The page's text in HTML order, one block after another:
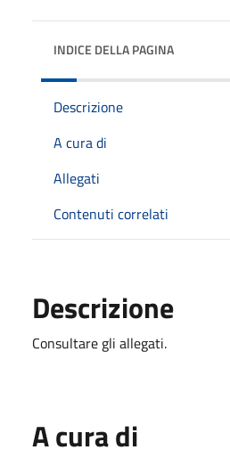
INDICE DELLA PAGINA
Descrizione
A cura di
Allegati
Contenuti correlati
Descrizione
Consultare gli allegati.
A cura di